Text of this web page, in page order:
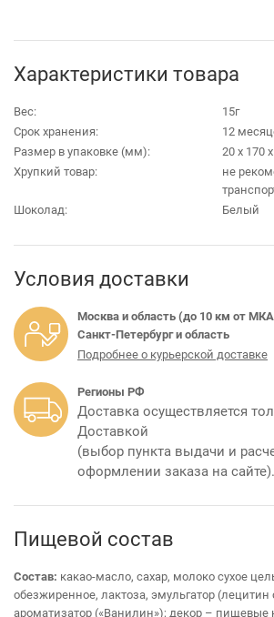
Характеристики товара
Вес:
15г
Срок хранения:
12
Размер в упаковке (мм):
20 х 170
Хрупкий товар:
не
Шоколад:
Белый
Условия доставки
Москва и область (до 10 км от
Санкт-Петербург и область
Подробнее о курьерской доставке
Регионы РФ
Доставка осуществляется
Доставкой
(выбор пункта выдачи и
оформлении заказа на сайте).
Пищевой состав
Состав: какао-масло, сахар, молоко сухое
обезжиренное, лактоза, эмульгатор
ароматизатор («Ванилин»); декор – пищевые